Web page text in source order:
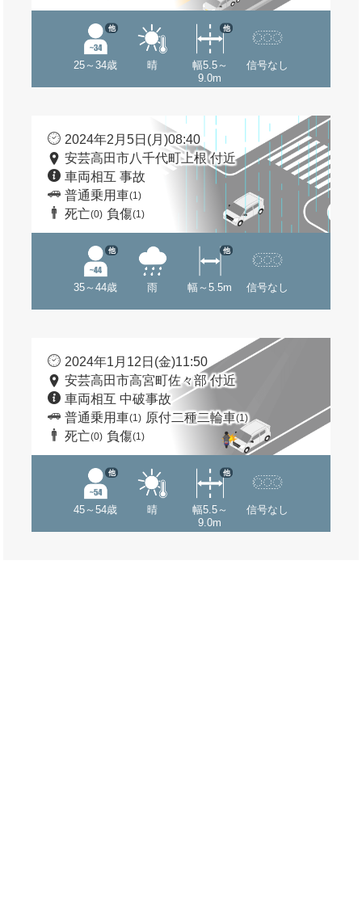
25～34歳
他
晴
幅5.5～
9.0m
他
信号なし
2024年2月5日(月)08:40
安芸高田市八千代町上根 付近
車両相互 事故
普通乗用車(1)
死亡(0) 負傷(1)
35～44歳
他
雨 幅～5.5m
他
信号なし
2024年1月12日(金)11:50
安芸高田市高宮町佐々部 付近
車両相互 中破事故
普通乗用車(1) 原付二種二輪車(1)
死亡(0) 負傷(1)
45～54歳
他
晴
幅5.5～
9.0m
他
信号なし